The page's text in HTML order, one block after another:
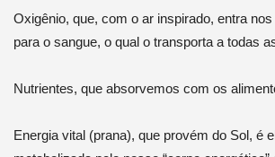
Oxigênio, que, com o ar inspirado, entra
para o sangue, o qual o transporta a todas
Nutrientes, que absorvemos com os
Energia vital (prana), que provém do Sol, é